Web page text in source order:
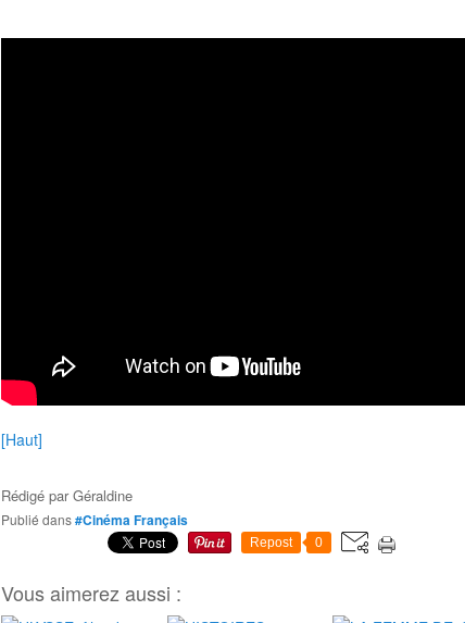
[Haut]
Rédigé parGéraldine
Publié dans#Cinéma Français
Repost 0
Vous aimerez aussi :